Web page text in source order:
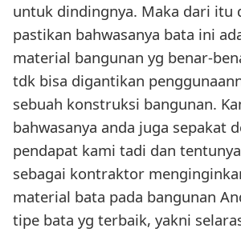
untuk dindingnya. Maka dari itu
pastikan bahwasanya bata ini
material bangunan yg benar-
tdk bisa digantikan
sebuah konstruksi bangunan.
bahwasanya anda juga sepakat
pendapat kami tadi dan
sebagai kontraktor
material bata pada bangunan
tipe bata yg terbaik, yakni